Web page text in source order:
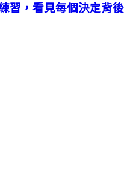
習，看見每個決定背後